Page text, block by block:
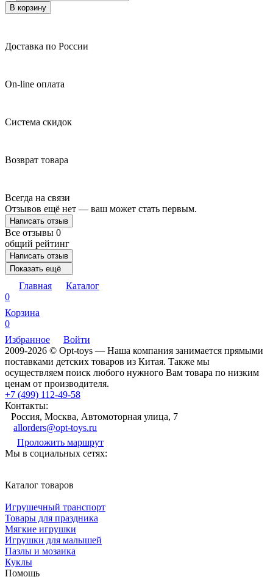
В корзину
Доставка по России
On-line оплата
Система скидок
Возврат товара
Всегда на связи
Отзывов ещё нет — ваш может стать первым.
Написать отзыв
Все отзывы 0
общий рейтинг
Написать отзыв
Показать ещё
Главная
Каталог
0
Корзина
0
Избранное
Войти
2009-2026 © Opt-toys — Наша компания занимается прямыми
поставками детских товаров из Китая. Также мы
осуществляем поиск любого нужного Вам товара по низким
ценам от производителя.
+7 (499) 112-49-58
Контакты:
Россия, Москва, Автомоторная улица, 7
allorders@opt-toys.ru
Проложить маршрут
Мы в социальных сетях:
Каталог товаров
Игрушечный транспорт
Товары для праздника
Мягкие игрушки
Игрушки для малышей
Пазлы и мозаика
Куклы
Помощь